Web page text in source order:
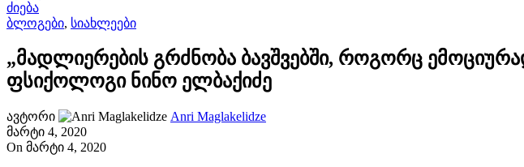
ძიება
ბლოგები, სიახლეები
„მადლიერების გრძნობა ბავშვებში, როგორც
ფსიქოლოგი ნინო ელბაქიძე
ავტორი
Anri Maglakelidze
მარტი 4, 2020
On მარტი 4, 2020